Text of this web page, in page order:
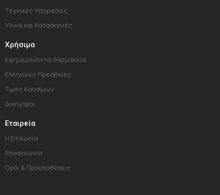
Τεχνικές Υπηρεσίες
Υλικά και Κατασκευές
Χρήσιμα
Εφημερεύοντα Φαρμακεία
Ελληνικές Πρεσβείες
Τιμές Καυσίμων
Δικηγόροι
Εταιρεία
Η Εταιρεία
Επικοινωνία
Όροι & Προϋποθέσεις